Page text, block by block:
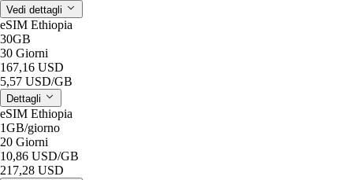
Vedi dettagli
eSIM Ethiopia
30GB
30 Giorni
167,16 USD
5,57 USD/GB
Dettagli
eSIM Ethiopia
1GB/giorno
20 Giorni
10,86 USD/GB
217,28 USD